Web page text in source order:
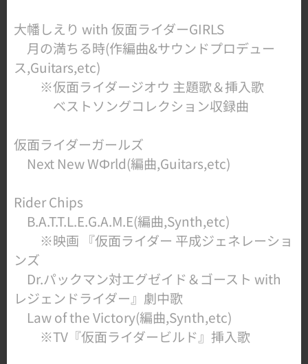
大幡しえり with 仮面ライダーGIRLS
​ 月の満ちる時(作編曲&サウンドプロデュー
ス,Guitars,etc)
※仮面ライダージオウ 主題歌＆挿入歌
ベストソングコレクション収録曲
仮面ライダーガールズ
Next New WΦrld(編曲,Guitars,etc)
​Rider Chips
B.A.T.T.L.E.G.A.M.E(編曲,Synth,etc)
※映画 『仮面ライダー 平成ジェネレーショ
ンズ
Dr.パックマン対エグゼイド＆ゴースト with
レジェンドライダー』劇中歌
Law of the Victory(編曲,Synth,etc)
※TV『仮面ライダービルド』挿入歌